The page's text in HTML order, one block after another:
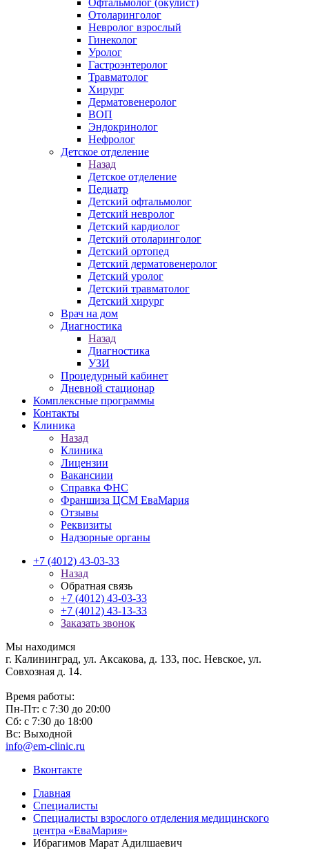
Офтальмолог (окулист)
Отоларинголог
Невролог взрослый
Гинеколог
Уролог
Гастроэнтеролог
Травматолог
Хирург
Дерматовенеролог
ВОП
Эндокринолог
Нефролог
Детское отделение
Назад
Детское отделение
Педиатр
Детский офтальмолог
Детский невролог
Детский кардиолог
Детский отоларинголог
Детский ортопед
Детский дерматовенеролог
Детский уролог
Детский травматолог
Детский хирург
Врач на дом
Диагностика
Назад
Диагностика
УЗИ
Процедурный кабинет
Дневной стационар
Комплексные программы
Контакты
Клиника
Назад
Клиника
Лицензии
Вакансиии
Справка ФНС
Франшиза ЦСМ ЕваМария
Отзывы
Реквизиты
Надзорные органы
+7 (4012) 43-03-33
Назад
Обратная связь
+7 (4012) 43-03-33
+7 (4012) 43-13-33
Заказать звонок
Мы находимся
г. Калининград, ул. Аксакова, д. 133, пос. Невское, ул.
Совхозная д. 14.
Время работы:
Пн-Пт: с 7:30 до 20:00
Сб: с 7:30 до 18:00
Вс: Выходной
info@em-clinic.ru
Вконтакте
Главная
Специалисты
Специалисты взрослого отделения медицинского
центра «ЕваМария»
Ибрагимов Марат Адилшаевич